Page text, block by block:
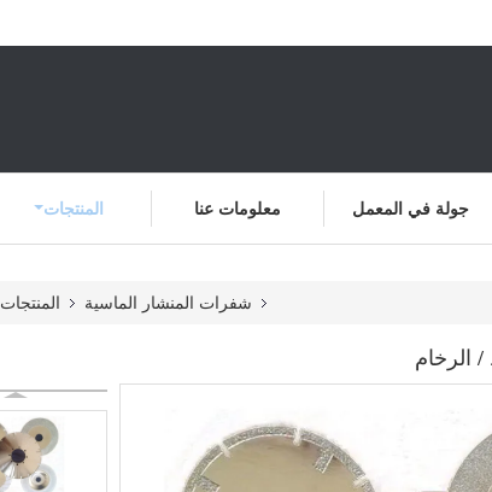
المنتجات معلومات عنا جولة في المعمل
المنتجات شفرات المنشار الماسية